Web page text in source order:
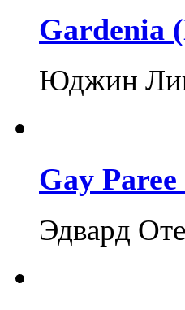
Gardenia
Юджин
Gay
Эдвард